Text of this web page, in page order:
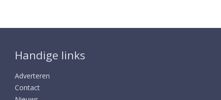
Handige links
Adverteren
Contact